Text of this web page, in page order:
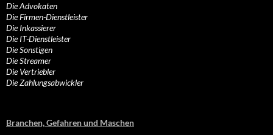
Die Advokaten
Die Firmen-Dienstleister
Die Inkassierer
Die IT-Dienstleister
Die Sonstigen
Die Streamer
Die Vertriebler
Die Zahlungsabwickler
Branchen, Gefahren und Maschen